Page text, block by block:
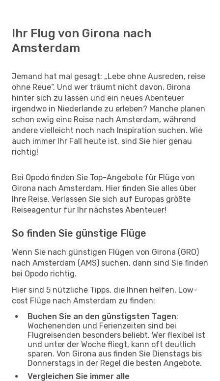
Ihr Flug von Girona nach
Amsterdam
Jemand hat mal gesagt: „Lebe ohne Ausreden, reise
ohne Reue“. Und wer träumt nicht davon, Girona
hinter sich zu lassen und ein neues Abenteuer
irgendwo in Niederlande zu erleben? Manche planen
schon ewig eine Reise nach Amsterdam, während
andere vielleicht noch nach Inspiration suchen. Wie
auch immer Ihr Fall heute ist, sind Sie hier genau
richtig!
Bei Opodo finden Sie Top-Angebote für Flüge von
Girona nach Amsterdam. Hier finden Sie alles über
Ihre Reise. Verlassen Sie sich auf Europas größte
Reiseagentur für Ihr nächstes Abenteuer!
So finden Sie günstige Flüge
Wenn Sie nach günstigen Flügen von Girona (GRO)
nach Amsterdam (AMS) suchen, dann sind Sie finden
bei Opodo richtig.
Hier sind 5 nützliche Tipps, die Ihnen helfen, Low-
cost Flüge nach Amsterdam zu finden:
Buchen Sie an den günstigsten Tagen:
Wochenenden und Ferienzeiten sind bei
Flugreisenden besonders beliebt. Wer flexibel ist
und unter der Woche fliegt, kann oft deutlich
sparen. Von Girona aus finden Sie Dienstags bis
Donnerstags in der Regel die besten Angebote.
Vergleichen Sie immer alle